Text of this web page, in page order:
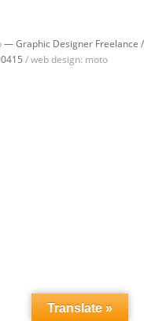
— Graphic Designer Freelance /
/ web design: moto
Translate »